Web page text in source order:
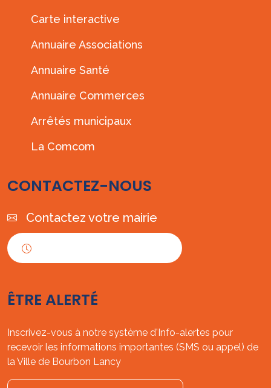
Carte interactive
Annuaire Associations
Annuaire Santé
Annuaire Commerces
Arrêtés municipaux
La Comcom
CONTACTEZ-NOUS
Contactez votre mairie
ÊTRE ALERTÉ
Inscrivez-vous à notre système d'Info-alertes pour
recevoir les informations importantes (SMS ou appel) de
la Ville de Bourbon Lancy